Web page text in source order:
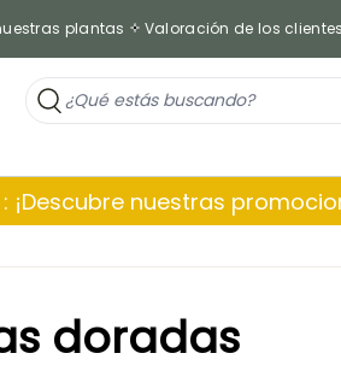
plantas Valoración de los
: ¡Descubre nuestras
doradas